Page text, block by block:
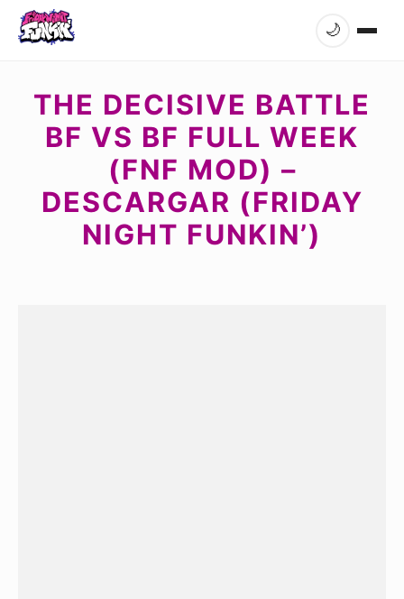
🌙
THE DECISIVE BATTLE
BF VS BF FULL WEEK
(FNF MOD) –
DESCARGAR (FRIDAY
NIGHT FUNKIN’)